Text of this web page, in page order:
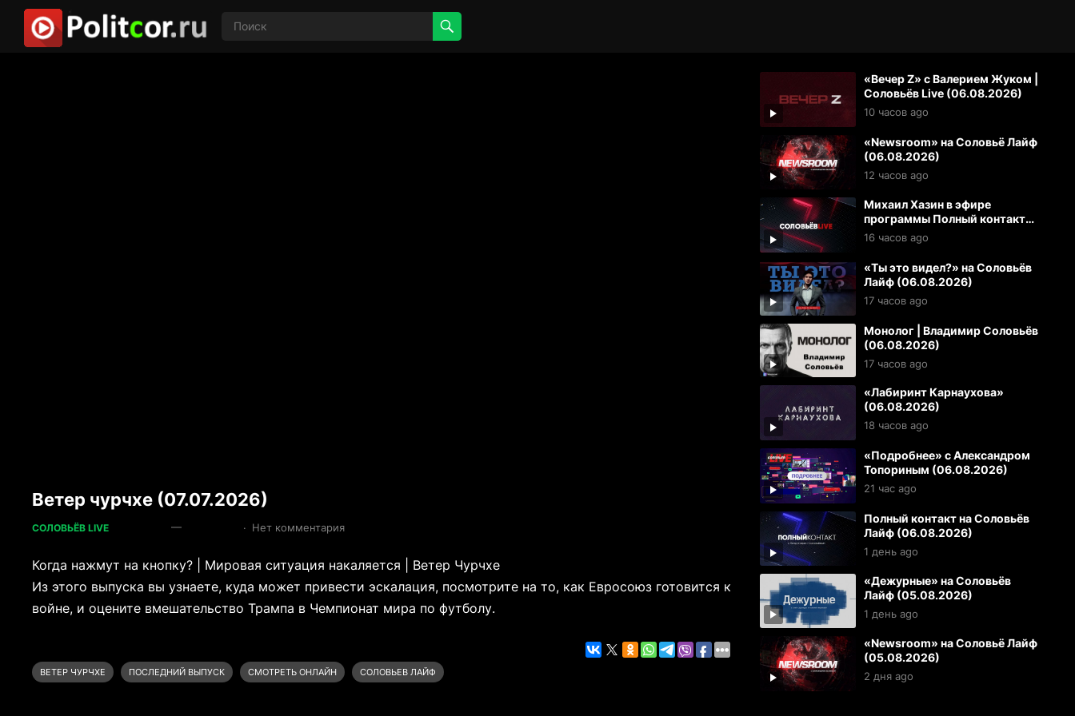
Ветер чурчхе (07.07.2026)
СОЛОВЬЁВ LIVE — · Нет комментария
Когда нажмут на кнопку? | Мировая ситуация накаляется | Ветер Чурчхе
Из этого выпуска вы узнаете, куда может привести эскалация, посмотрите на то, как Евросоюз готовится к
войне, и оцените вмешательство Трампа в Чемпионат мира по футболу.
ВЕТЕР ЧУРЧХЕ ПОСЛЕДНИЙ ВЫПУСК СМОТРЕТЬ ОНЛАЙН СОЛОВЬЕВ ЛАЙФ
«Вечер Z» с Валерием Жуком |
Соловьёв Live (06.08.2026)
10 часов ago
«Newsroom» на Соловьё Лайф
(06.08.2026)
12 часов ago
Михаил Хазин в эфире
программы Полный контакт
(06.08.2026)
16 часов ago
«Ты это видел?» на Соловьёв
Лайф (06.08.2026)
17 часов ago
Монолог | Владимир Соловьёв
(06.08.2026)
17 часов ago
«Лабиринт Карнаухова»
(06.08.2026)
18 часов ago
«Подробнее» с Александром
Топориным (06.08.2026)
21 час ago
Полный контакт на Соловьёв
Лайф (06.08.2026)
1 день ago
«Дежурные» на Соловьёв
Лайф (05.08.2026)
1 день ago
«Newsroom» на Соловьё Лайф
(05.08.2026)
2 дня ago